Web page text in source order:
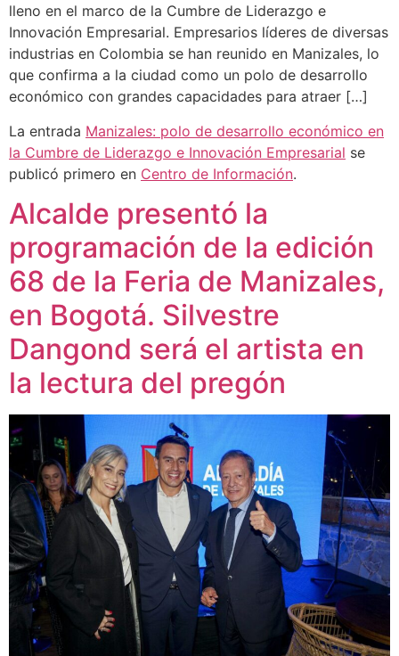
lleno en el marco de la Cumbre de Liderazgo e
Innovación Empresarial. Empresarios líderes de diversas
industrias en Colombia se han reunido en Manizales, lo
que confirma a la ciudad como un polo de desarrollo
económico con grandes capacidades para atraer […]
La entrada Manizales: polo de desarrollo económico en
la Cumbre de Liderazgo e Innovación Empresarial se
publicó primero en Centro de Información.
Alcalde presentó la
programación de la edición
68 de la Feria de Manizales,
en Bogotá. Silvestre
Dangond será el artista en
la lectura del pregón